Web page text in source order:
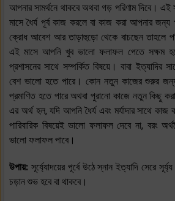
আপনার সামর্থনে থাকবে অথবা গড় পরিণাম দিবে।
মাসে ধৈর্য পূর্ব কাজ করলে বা কাজ করা আপনার
ক্রোধ আবেশ আর তাড়াহুড়ো থেকে বাচছেন তাহলে
এই মাসে আপনি খুব ভালো ফলাফল পেতে সক্ষম
প্রশাসনের সাথে সম্পর্কিত বিষয়ে। বাবা ইত্যাদির
বেশ ভালো হতে পারে। কোন নতুন কাজের শুরুর জন্য
প্রমাণিত হতে পারে অথবা পুরানো কাজে নতুন কিছু
এর অর্থ হল, যদি আপনি ধৈর্য এবং মর্যাদার সাথে
পারিবারিক বিষয়েই ভালো ফলাফল দেবে না, বরং
ভালো ফলাফল পাবে।
উপায়: সূর্য্যোদয়ের পূর্বে উঠে স্নান ইত্যাদি সেরে
চড়ান শুভ হবে বা থাকবে।